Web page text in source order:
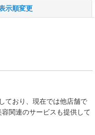
示順変更
ており、現在では他店舗で
関連のサービスも提供して